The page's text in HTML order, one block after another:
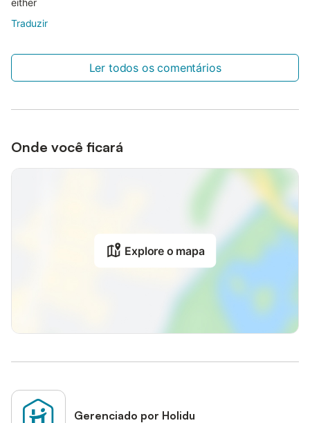
Traduzir
Ler todos os comentários
Onde você ficará
Explore o mapa
Gerenciado por Holidu